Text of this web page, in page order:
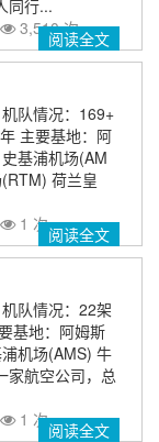
同行...
3,510 次阅读全文
队情况：169+
主要基地：阿
基浦机场(AM
荷兰皇
1 次阅读全文
队情况：22架
基地：阿姆斯
机场(AMS) 牛
家航空公司，总
1 次阅读全文